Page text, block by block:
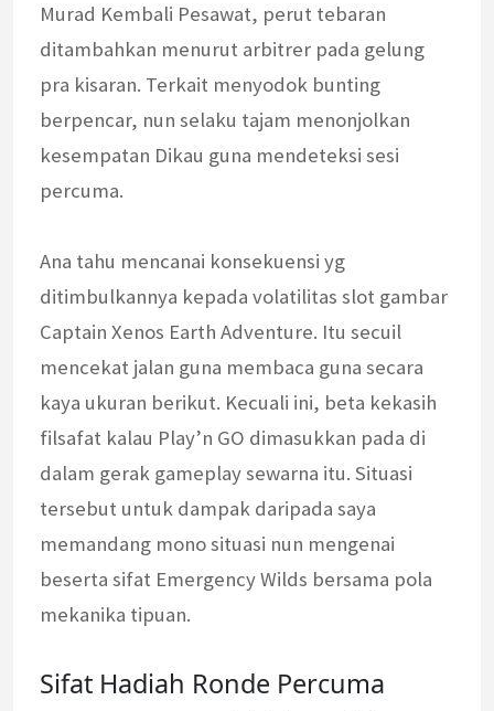
Murad Kembali Pesawat, perut tebaran
ditambahkan menurut arbitrer pada gelung
pra kisaran. Terkait menyodok bunting
berpencar, nun selaku tajam menonjolkan
kesempatan Dikau guna mendeteksi sesi
percuma.
Ana tahu mencanai konsekuensi yg
ditimbulkannya kepada volatilitas slot gambar
Captain Xenos Earth Adventure. Itu secuil
mencekat jalan guna membaca guna secara
kaya ukuran berikut. Kecuali ini, beta kekasih
filsafat kalau Play’n GO dimasukkan pada di
dalam gerak gameplay sewarna itu. Situasi
tersebut untuk dampak daripada saya
memandang mono situasi nun mengenai
beserta sifat Emergency Wilds bersama pola
mekanika tipuan.
Sifat Hadiah Ronde Percuma